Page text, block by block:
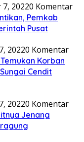
20220 Komentar
Pemkab
Pusat
20220 Komentar
Korban
Cendit
20220 Komentar
Jenang